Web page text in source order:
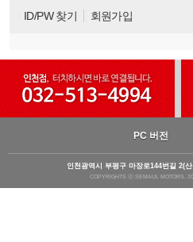
ID/PW 찾기 회원가입
PC 버전
인천광역시 부평구 마장로144번길 2(
COPYRIGHTS ⓒ SEMAUL MOTORS.